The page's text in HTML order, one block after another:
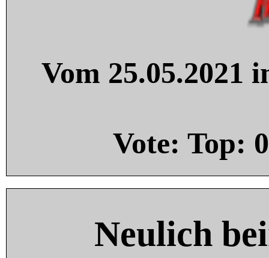
Vom 25.05.2021
Vote: Top: 0
Neulich